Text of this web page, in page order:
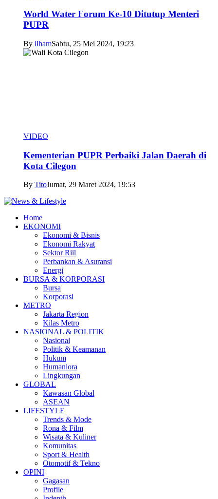
World Water Forum Ke-10 Ditutup Menteri
PUPR
By ilhamSabtu, 25 Mei 2024, 19:23
VIDEO
Kementerian PUPR Perbaiki Jalan Daerah di
Kota Cilegon
By TitoJumat, 29 Maret 2024, 19:53
Home
EKONOMI
Ekonomi & Bisnis
Ekonomi Rakyat
Sektor Riil
Perbankan & Asuransi
Energi
BURSA & KORPORASI
Bursa
Korporasi
METRO
Jakarta Region
Kilas Metro
NASIONAL & POLITIK
Nasional
Politik & Keamanan
Hukum
Humaniora
Lingkungan
GLOBAL
Kawasan Global
ASEAN
LIFESTYLE
Trends & Mode
Rona & Film
Wisata & Kuliner
Komunitas
Sport & Health
Otomotif & Tekno
OPINI
Gagasan
Profile